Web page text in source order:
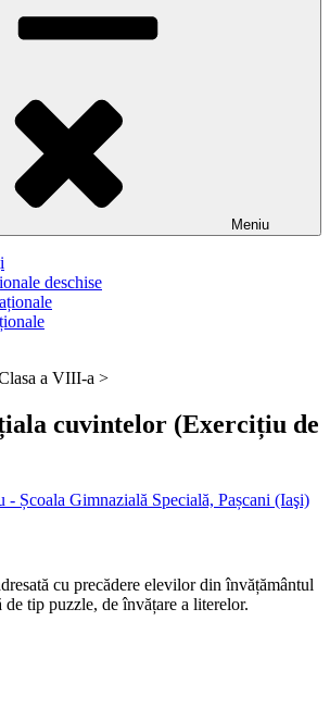
Meniu
deschise
a VIII-a >
cuvintelor (Exercițiu de
- Școala Gimnazială Specială, Pașcani (Iaşi)
cu precădere elevilor din învățământul
de tip puzzle, de învățare a literelor.